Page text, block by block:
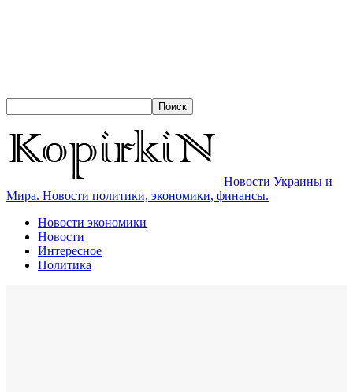
Новости Украины и
Мира. Новости политики, экономики, финансы.
Новости экономики
Новости
Интересное
Политика